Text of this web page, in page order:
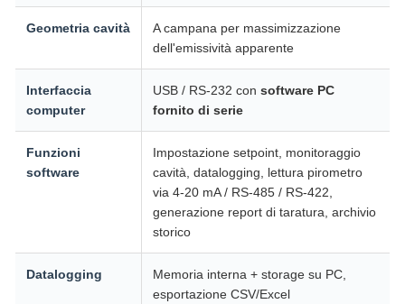
Geometria cavità
A campana per massimizzazione
dell'emissività apparente
Interfaccia
computer
USB / RS-232 con software PC
fornito di serie
Funzioni
software
Impostazione setpoint, monitoraggio
cavità, datalogging, lettura pirometro
via 4-20 mA / RS-485 / RS-422,
generazione report di taratura, archivio
storico
Datalogging
Memoria interna + storage su PC,
esportazione CSV/Excel